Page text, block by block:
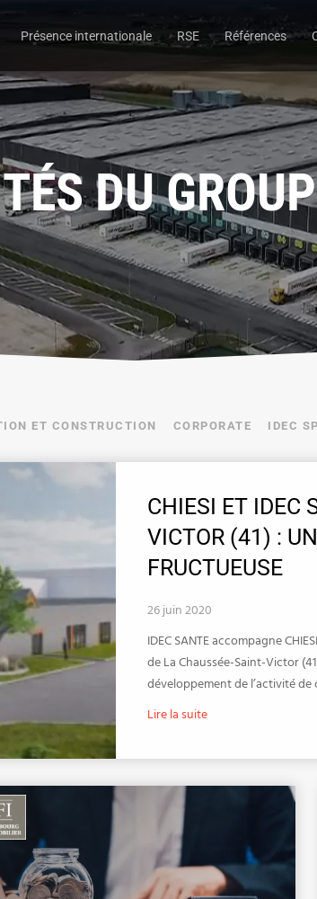
Présence internationale RSE Références
DU
ET CONSTRUCTION CORPORATE IDEC
CHIESI ET IDEC
VICTOR (41) :
FRUCTUEUSE
26 juin 2020
IDEC SANTE accompagne
de La Chaussée-Saint-Victor
développement de l’activité
Lire la suite